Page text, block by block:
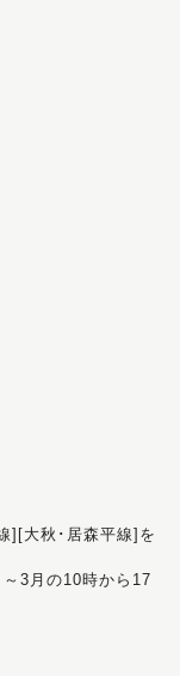
][大秋･居森平線]を
3月の10時から17